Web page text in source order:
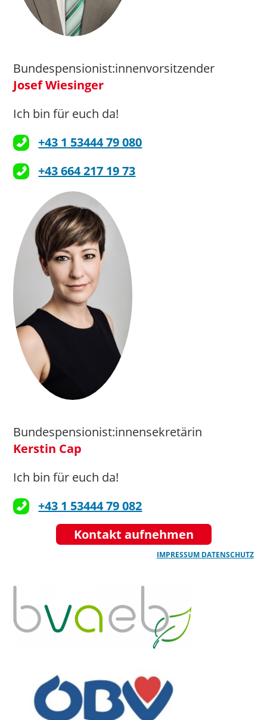
Bundespensionist:innenvorsitzender
Josef Wiesinger
Ich bin für euch da!
+43 1 53444 79 080
+43 664 217 19 73
Bundespensionist:innensekretärin
Kerstin Cap
Ich bin für euch da!
+43 1 53444 79 082
Kontakt aufnehmen
IMPRESSUM DATENSCHUTZ